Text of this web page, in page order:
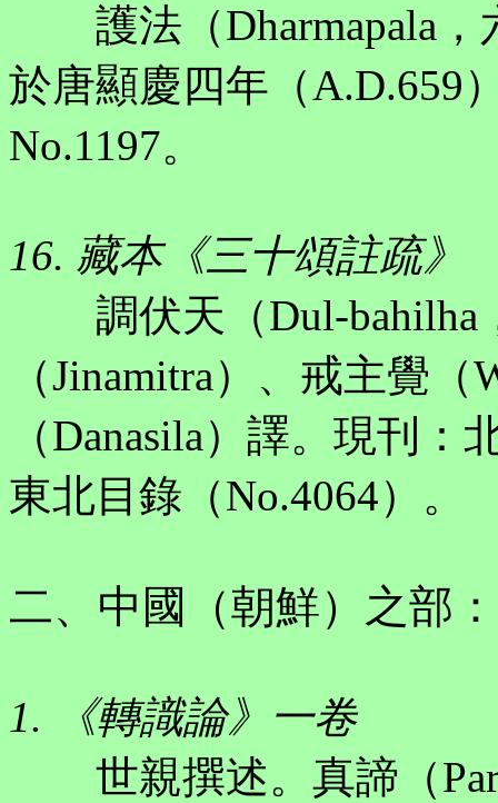
護法（Dharmapala，
於唐顯慶四年（A.D.659
No.1197。
16. 藏本《三十頌註疏》
調伏天（Dul-bahilha
（Jinamitra）、戒主覺
（Danasila）譯。現刊
東北目錄（No.4064）。
二、中國（朝鮮）之部
1. 《轉識論》一卷
世親撰述。真諦（